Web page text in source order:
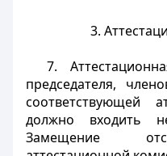
3.
7.
председателя,
соответствующей
должно входить
Замещение